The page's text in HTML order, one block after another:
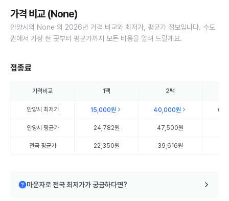
가격 비교 (None)
안양시의 None 의 2026년 가격 비교와 최저가, 평균가 정보입니다. 수도
권에서 가장 싼 곳부터 평균가까지 모든 비용을 알려 드릴게요.
접종료
가격비교 1팩 2팩
안양시 최저가 15,000원 40,000원
안양시 평균가 24,782원 47,500원
전국 평균가 22,350원 39,616원
마운자로 전국 최저가가 궁금하다면?